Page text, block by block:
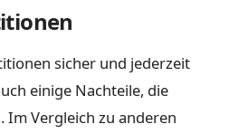
sicher und jederzeit
einige Nachteile, die
Im Vergleich zu anderen